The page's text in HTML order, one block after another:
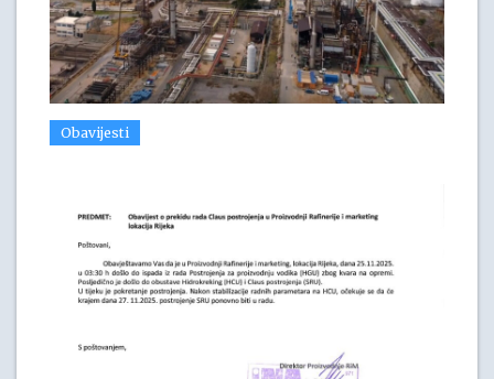
Obavijesti